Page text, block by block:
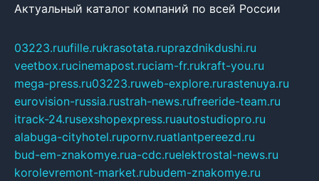
Актуальный каталог компаний по всей России
03223.ruufille.rukrasotata.ruprazdnikdushi.ru
veetbox.rucinemapost.ruciam-fr.rukraft-you.ru
mega-press.ru03223.ruweb-explore.rurastenuya.ru
eurovision-russia.rustrah-news.rufreeride-team.ru
itrack-24.rusexshopexpress.ruautostudiopro.ru
alabuga-cityhotel.rupornv.ruatlantpereezd.ru
bud-em-znakomye.rua-cdc.ruelektrostal-news.ru
korolevremont-market.rubudem-znakomye.ru